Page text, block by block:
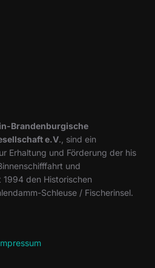
Brandenburgische
e.V., sind ein
Erhaltung und Förderung der his
und
1994 den Historischen
Schleuse / Fischerinsel.